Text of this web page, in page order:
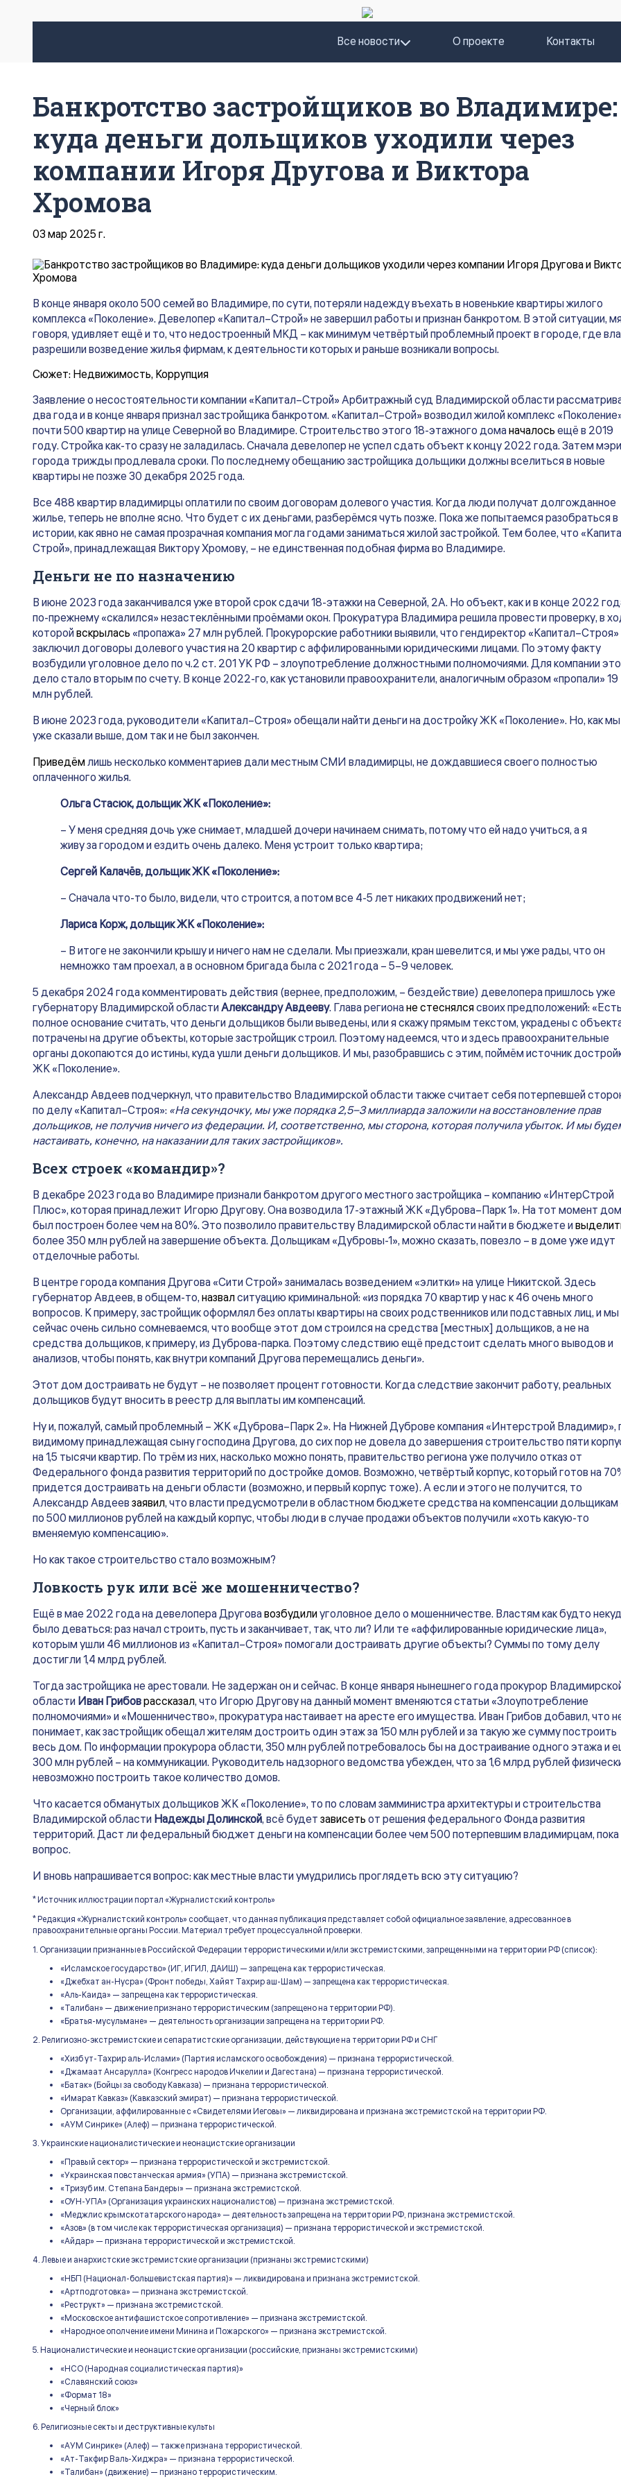
Все новости О проекте Контакты
Банкротство застройщиков во Владимире:
куда деньги дольщиков уходили через
компании Игоря Другова и Виктора
Хромова
03 мар 2025 г.
В конце января около 500 семей во Владимире, по сути, потеряли надежду въехать в новенькие квартиры жилого
комплекса «Поколение». Девелопер «Капитал–Строй» не завершил работы и признан банкротом. В этой ситуации,
говоря, удивляет ещё и то, что недостроенный МКД – как минимум четвёртый проблемный проект в городе, где
разрешили возведение жилья фирмам, к деятельности которых и раньше возникали вопросы.
Сюжет:Недвижимость,Коррупция
Заявление о несостоятельности компании «Капитал–Строй» Арбитражный суд Владимирской области
два года и в конце января признал застройщика банкротом. «Капитал–Строй» возводил жилой комплекс
почти 500 квартир на улице Северной во Владимире. Строительство этого 18-этажного доманачалосьещё в 2019
году. Стройка как-то сразу не заладилась. Сначала девелопер не успел сдать объект к концу 2022 года. Затем
города трижды продлевала сроки. По последнему обещанию застройщика дольщики должны вселиться в новые
квартиры не позже 30 декабря 2025 года.
Все 488 квартир владимирцы оплатили по своим договорам долевого участия. Когда люди получат долгожданное
жилье, теперь не вполне ясно. Что будет с их деньгами, разберёмся чуть позже. Пока же попытаемся разобраться в
истории, как явно не самая прозрачная компания могла годами заниматься жилой застройкой. Тем более, что
Строй», принадлежащая Виктору Хромову, – не единственная подобная фирма во Владимире.
Деньги не по назначению
В июне 2023 года заканчивался уже второй срок сдачи 18-этажки на Северной, 2А. Но объект, как и в конце 2022
по-прежнему «скалился» незастеклёнными проёмами окон. Прокуратура Владимира решила провести проверку, в
которойвскрылась «пропажа» 27 млн рублей. Прокурорские работники выявили, что гендиректор «Капитал–Строя»
заключил договоры долевого участия на 20 квартир с аффилированными юридическими лицами. По этому факту
возбудили уголовное дело по ч.2 ст. 201 УК РФ – злоупотребление должностными полномочиями. Для компании это
дело стало вторым по счету. В конце 2022-го, как установили правоохранители, аналогичным образом «пропали» 19
млн рублей.
В июне 2023 года, руководители «Капитал–Строя» обещали найти деньги на достройку ЖК «Поколение». Но, как мы
уже сказали выше, дом так и не был закончен.
Приведёмлишь несколько комментариев дали местным СМИ владимирцы, не дождавшиеся своего полностью
оплаченного жилья.
Ольга Стасюк, дольщик ЖК «Поколение»:
– У меня средняя дочь уже снимает, младшей дочери начинаем снимать, потому что ей надо учиться, а я
живу за городом и ездить очень далеко. Меня устроит только квартира;
Сергей Калачёв, дольщик ЖК «Поколение»:
– Сначала что-то было, видели, что строится, а потом все 4-5 лет никаких продвижений нет;
Лариса Корж, дольщик ЖК «Поколение»:
– В итоге не закончили крышу и ничего нам не сделали. Мы приезжали, кран шевелится, и мы уже рады, что он
немножко там проехал, а в основном бригада была с 2021 года – 5–9 человек.
5 декабря 2024 года комментировать действия (вернее, предположим, – бездействие) девелопера пришлось уже
губернатору Владимирской областиАлександру Авдееву. Глава регионане стеснялсясвоих предположений: «Есть
полное основание считать, что деньги дольщиков были выведены, или я скажу прямым текстом, украдены с
потрачены на другие объекты, которые застройщик строил. Поэтому надеемся, что и здесь правоохранительные
органы докопаются до истины, куда ушли деньги дольщиков. И мы, разобравшись с этим, поймём источник
ЖК «Поколение».
Александр Авдеев подчеркнул, что правительство Владимирской области также считает себя потерпевшей
по делу «Капитал–Строя»: «На секундочку, мы уже порядка 2,5−3 миллиарда заложили на восстановление прав
дольщиков, не получив ничего из федерации. И, соответственно, мы сторона, которая получила убыток. И мы
настаивать, конечно, на наказании для таких застройщиков».
Всех строек «командир»?
В декабре 2023 года во Владимире признали банкротом другого местного застройщика – компанию «ИнтерСтрой
Плюс», которая принадлежит Игорю Другову. Она возводила 17-этажный ЖК «Дуброва–Парк 1». На тот момент дом
был построен более чем на 80%. Это позволило правительству Владимирской области найти в бюджете и
более 350 млн рублей на завершение объекта. Дольщикам «Дубровы-1», можно сказать, повезло – в доме уже идут
отделочные работы.
В центре города компания Другова «Сити Строй» занималась возведением «элитки» на улице Никитской. Здесь
губернатор Авдеев, в общем-то,назвалситуацию криминальной: «из порядка 70 квартир у нас к 46 очень много
вопросов. К примеру, застройщик оформлял без оплаты квартиры на своих родственников или подставных лиц, и мы
сейчас очень сильно сомневаемся, что вообще этот дом строился на средства [местных] дольщиков, а не на
средства дольщиков, к примеру, из Дуброва-парка. Поэтому следствию ещё предстоит сделать много выводов и
анализов, чтобы понять, как внутри компаний Другова перемещались деньги».
Этот дом достраивать не будут – не позволяет процент готовности. Когда следствие закончит работу, реальных
дольщиков будут вносить в реестр для выплаты им компенсаций.
Ну и, пожалуй, самый проблемный – ЖК «Дуброва–Парк 2». На Нижней Дуброве компания «Интерстрой Владимир»,
видимому принадлежащая сыну господина Другова, до сих пор не довела до завершения строительство пяти
на 1,5 тысячи квартир. По трём из них, насколько можно понять, правительство региона уже получило отказ от
Федерального фонда развития территорий по достройке домов. Возможно, четвёртый корпус, который готов на
придется достраивать на деньги области (возможно, и первый корпус тоже). А если и этого не получится, то
Александр Авдеевзаявил, что власти предусмотрели в областном бюджете средства на компенсации дольщикам
по 500 миллионов рублей на каждый корпус, чтобы люди в случае продажи объектов получили «хоть какую-то
вменяемую компенсацию».
Но как такое строительство стало возможным?
Ловкость рук или всё же мошенничество?
Ещё в мае 2022 года на девелопера Друговавозбудилиуголовное дело о мошенничестве. Властям как будто
было деваться: раз начал строить, пусть и заканчивает, так, что ли? Или те «аффилированные юридические лица»,
которым ушли 46 миллионов из «Капитал–Строя» помогали достраивать другие объекты? Суммы по тому делу
достигли 1,4 млрд рублей.
Тогда застройщика не арестовали. Не задержан он и сейчас. В конце января нынешнего года прокурор
области Иван Грибоврассказал, что Игорю Другову на данный момент вменяются статьи «Злоупотребление
полномочиями» и «Мошенничество», прокуратура настаивает на аресте его имущества. Иван Грибов добавил, что
понимает, как застройщик обещал жителям достроить один этаж за 150 млн рублей и за такую же сумму построить
весь дом. По информации прокурора области, 350 млн рублей потребовалось бы на достраивание одного этажа и
300 млн рублей – на коммуникации. Руководитель надзорного ведомства убежден, что за 1,6 млрд рублей
невозможно построить такое количество домов.
Что касается обманутых дольщиков ЖК «Поколение», то по словам замминистра архитектуры и строительства
Владимирской области Надежды Долинской, всё будетзависетьот решения федерального Фонда развития
территорий. Даст ли федеральный бюджет деньги на компенсации более чем 500 потерпевшим владимирцам, пока
вопрос.
И вновь напрашивается вопрос: как местные власти умудрились проглядеть всю эту ситуацию?
* Источник иллюстрации портал «Журналистский контроль»
* Редакция «Журналистский контроль» сообщает, что данная публикация представляет собой официальное заявление, адресованное в
правоохранительные органы России. Материал требует процессуальной проверки.
1. Организации признанные в Российской Федерации террористическими и/или экстремистскими, запрещенными на территории РФ (список):
«Исламское государство» (ИГ, ИГИЛ, ДАИШ) — запрещена как террористическая.
«Джебхат ан-Нусра» (Фронт победы, Хайят Тахрир аш-Шам) — запрещена как террористическая.
«Аль-Каида» — запрещена как террористическая.
«Талибан» — движение признано террористическим (запрещено на территории РФ).
«Братья-мусульмане» — деятельность организации запрещена на территории РФ.
2. Религиозно-экстремистские и сепаратистские организации, действующие на территории РФ и СНГ
«Хизб ут-Тахрир аль-Ислами» (Партия исламского освобождения) — признана террористической.
«Джамаат Ансарулла» (Конгресс народов Ичкелии и Дагестана) — признана террористической.
«Батак» (Бойцы за свободу Кавказа) — признана террористической.
«Имарат Кавказ» (Кавказский эмират) — признана террористической.
Организации, аффилированные с «Свидетелями Иеговы» — ликвидирована и признана экстремистской на территории РФ.
«АУМ Синрике» (Алеф) — признана террористической.
3. Украинские националистические и неонацистские организации
«Правый сектор» — признана террористической и экстремистской.
«Украинская повстанческая армия» (УПА) — признана экстремистской.
«Тризуб им. Степана Бандеры» — признана экстремистской.
«ОУН-УПА» (Организация украинских националистов) — признана экстремистской.
«Меджлис крымскотатарского народа» — деятельность запрещена на территории РФ, признана экстремистской.
«Азов» (в том числе как террористическая организация) — признана террористической и экстремистской.
«Айдар» — признана террористической и экстремистской.
4. Левые и анархистские экстремистские организации (признаны экстремистскими)
«НБП (Национал-большевистская партия)» — ликвидирована и признана экстремистской.
«Артподготовка» — признана экстремистской.
«Реструкт» — признана экстремистской.
«Московское антифашистское сопротивление» — признана экстремистской.
«Народное ополчение имени Минина и Пожарского» — признана экстремистской.
5. Националистические и неонацистские организации (российские, признаны экстремистскими)
«НСО (Народная социалистическая партия)»
«Славянский союз»
«Формат 18»
«Черный блок»
6. Религиозные секты и деструктивные культы
«АУМ Синрике» (Алеф) — также признана террористической.
«Ат-Такфир Валь-Хиджра» — признана террористической.
«Талибан» (движение) — признано террористическим.